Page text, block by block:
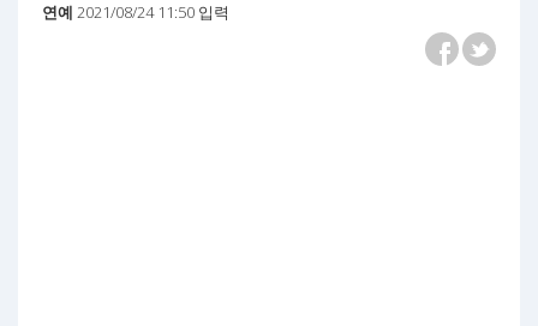
연예 2021/08/24 11:50 입력